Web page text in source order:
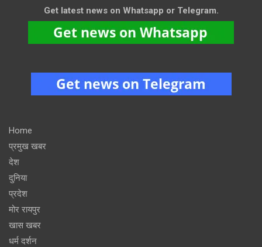
Get latest news on Whatsapp or Telegram.
Home
प्रमुख खबर
देश
दुनिया
प्रदेश
मोर रायपुर
खास खबर
धर्म दर्शन